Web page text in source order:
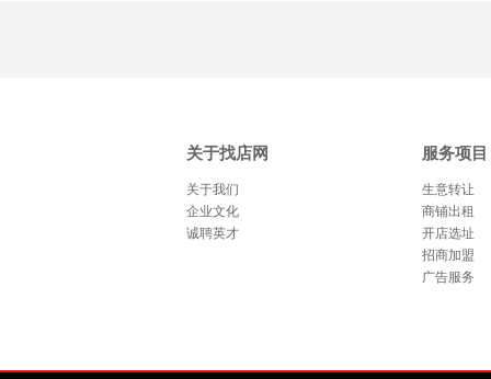
关于找店网
关于我们
企业文化
诚聘英才
服务项目
生意转让
商铺出租
开店选址
招商加盟
广告服务